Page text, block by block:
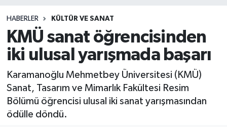
HABERLER KÜLTÜR VE SANAT
KMÜ sanat öğrencisinden
iki ulusal yarışmada başarı
Karamanoğlu Mehmetbey Üniversitesi (KMÜ)
Sanat, Tasarım ve Mimarlık Fakültesi Resim
Bölümü öğrencisi ulusal iki sanat yarışmasından
ödülle döndü.
Ulusal Haberler
Vefat Edenler